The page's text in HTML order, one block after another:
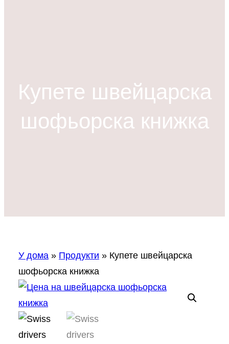
Купете швейцарска
шофьорска книжка
У дома » Продукти » Купете швейцарска
шофьорска книжка